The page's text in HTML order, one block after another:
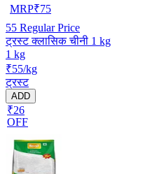
MRP₹75
55 Regular Price
ट्रस्ट क्लासिक चीनी 1 kg
1 kg
₹55/kg
ट्रस्ट
ADD
₹26
OFF